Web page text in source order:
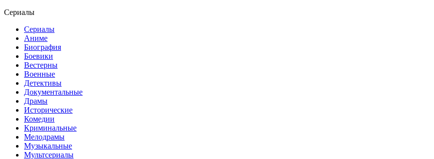
Сериалы
Сериалы
Аниме
Биография
Боевики
Вестерны
Военные
Детективы
Документальные
Драмы
Исторические
Комедии
Криминальные
Мелодрамы
Музыкальные
Мультсериалы